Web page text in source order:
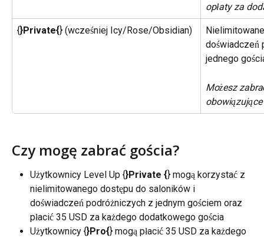
opłaty za
{}Private{} (wcześniej Icy/Rose/Obsidian)
doświadczeń
jednego
Możesz
Czy mogę zabrać gościa?
Użytkownicy Level Up {}Private {} mogą korzystać z
nielimitowanego dostępu do saloników i
doświadczeń podróżniczych z jednym gościem oraz
płacić 35 USD za każdego dodatkowego gościa
Użytkownicy {}Pro{} mogą płacić 35 USD za każdego